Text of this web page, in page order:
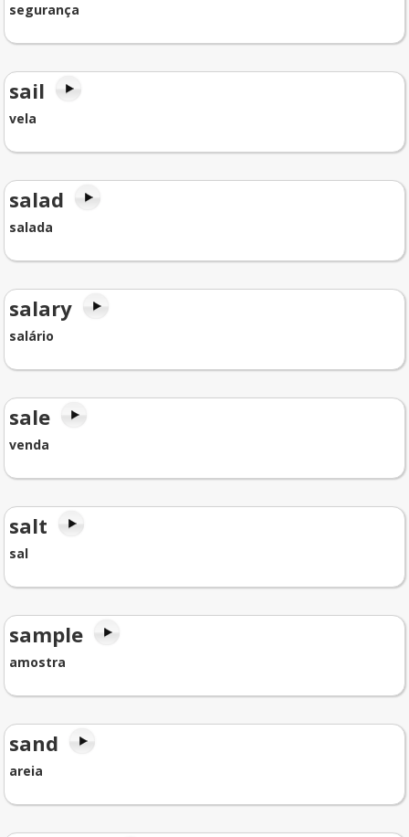
segurança
sail
vela
salad
salada
salary
salário
sale
venda
salt
sal
sample
amostra
sand
areia